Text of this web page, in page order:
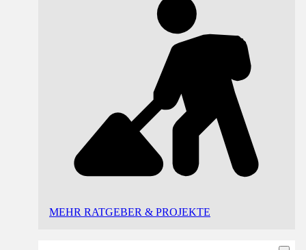
MEHR RATGEBER & PROJEKTE